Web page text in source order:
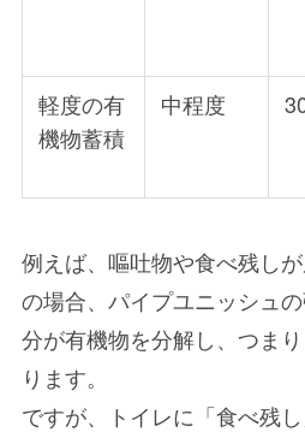
軽度の有
機物蓄積
中程度
例えば、嘔吐物や食べ残し
の場合、パイプユニッシュ
分が有機物を分解し、つま
ります。
ですが、トイレに「食べ残